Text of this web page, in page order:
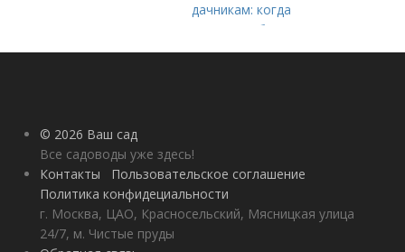
дачникам: когда
вносить удобрение
— весной или осенью
© 2026 Ваш сад
Все садоводы уже здесь!
Контакты
Пользовательское соглашение
Политика конфидециальности
г. Москва, ЦАО, Красносельский, Мясницкая улица
24/7, м. Чистые пруды